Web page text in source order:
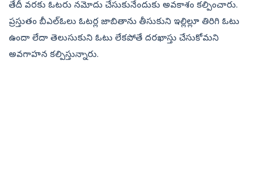
తేదీ వరకు ఓటరు నమోదు చేసుకునేందుకు అవకాశం కల్పించారు.
ప్రస్తుతం బీఎల్‌ఓలు ఓటర్ల జాబితాను తీసుకుని ఇల్లిల్లూ తిరిగి ఓటు
ఉందా లేదా తెలుసుకుని ఓటు లేకపోతే దరఖాస్తు చేసుకోమని
అవగాహన కల్పిస్తున్నారు.